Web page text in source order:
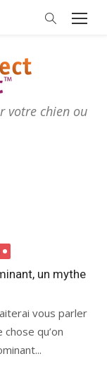
votre chien ou
un mythe
vous parler
qu’on